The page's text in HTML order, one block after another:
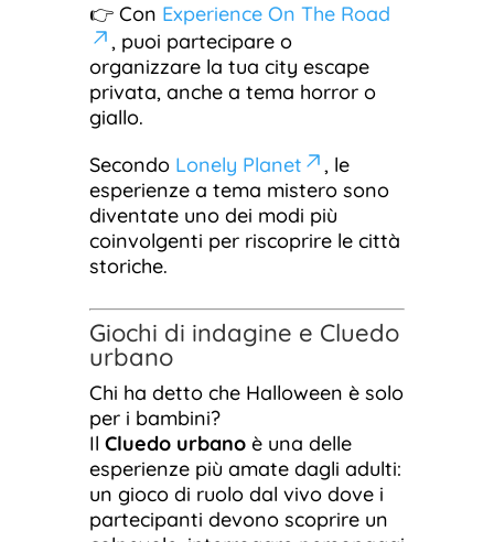
👉 Con Experience On The Road
, puoi partecipare o
organizzare la tua city escape
privata, anche a tema horror o
giallo.
Secondo Lonely Planet
, le
esperienze a tema mistero sono
diventate uno dei modi più
coinvolgenti per riscoprire le città
storiche.
Giochi di indagine e Cluedo
urbano
Chi ha detto che Halloween è solo
per i bambini?
Il Cluedo urbanoè una delle
esperienze più amate dagli adulti:
un gioco di ruolo dal vivo dove i
partecipanti devono scoprire un